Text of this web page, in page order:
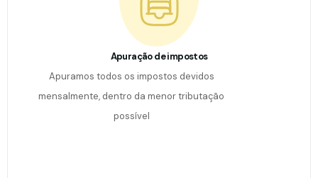
Apuração de impostos
Apuramos todos os impostos devidos
mensalmente, dentro da menor tributação
possível